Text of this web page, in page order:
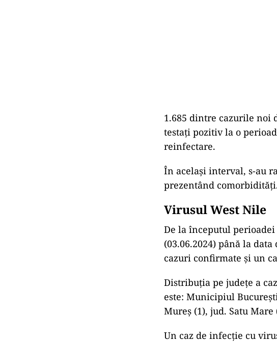
1.685 dintre cazurile noi
testați pozitiv la o
reinfectare.
În același interval, s-au
prezentând
Virusul West Nile
De la începutul
(03.06.2024) până la
cazuri confirmate și un
Distribuția pe județe a
este: Municipiul
Mureș (1), jud. Satu Mare
Un caz de infecție cu